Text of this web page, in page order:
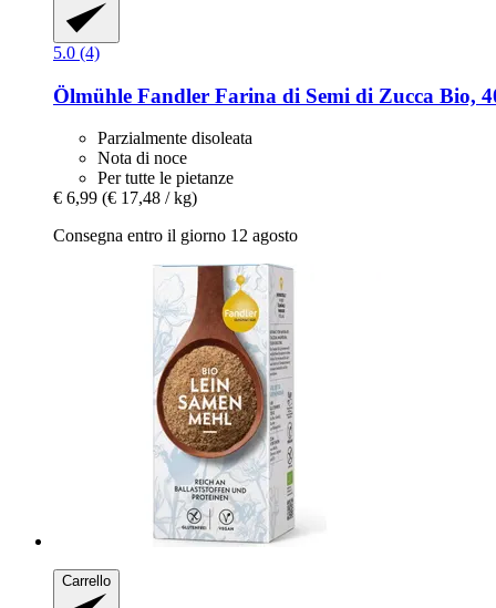
5.0 (4)
Ölmühle Fandler Farina di Semi di Zucca Bio,
Parzialmente disoleata
Nota di noce
Per tutte le pietanze
€ 6,99 (€ 17,48 / kg)
Consegna entro il giorno 12 agosto
Carrello